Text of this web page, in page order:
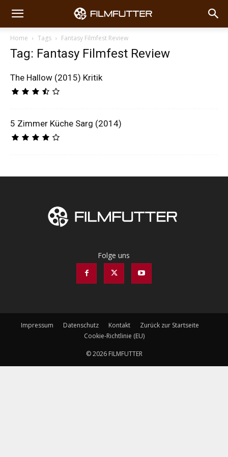
Home Tags Fantasy Filmfest Review
Tag: Fantasy Filmfest Review
The Hallow (2015) Kritik
5 Zimmer Küche Sarg (2014)
Folge uns
Impressum Datenschutz Kontakt
Zurück zur Startseite
Cookie-Richtlinie (EU)
© 2026 FILMFUTTER